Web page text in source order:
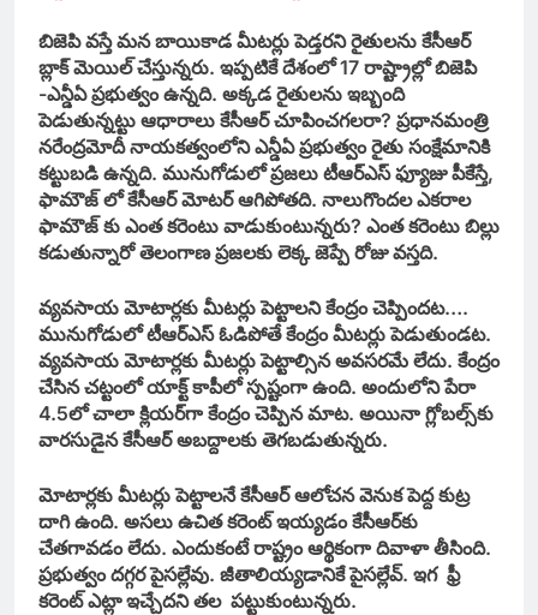
బిజెపి వస్తే మన బాయికాడ మీటర్లు పెడ్తరని రైతులను కేసీఆర్‌
బ్లాక్‌ మెయిల్‌ చేస్తున్నరు. ఇప్పటికే దేశంలో 17 రాష్ట్రాల్లో బిజెపి
-ఎన్డీఏ ప్రభుత్వం ఉన్నది. అక్కడ రైతులను ఇబ్బంది
పెడుతున్నట్టు ఆధారాలు కేసీఆర్‌ చూపించగలరా? ప్రధానమంత్రి
నరేంద్రమోదీ నాయకత్వంలోని ఎన్డీఏ ప్రభుత్వం రైతు సంక్షేమానికి
కట్టుబడి ఉన్నది. మునుగోడులో ప్రజలు టీఆర్‌ఎస్‌ ఫ్యూజు పీకేస్తే,
ఫామౌజ్‌ లో కేసీఆర్‌ మోటర్‌ ఆగిపోతది. నాలుగొందల ఎకరాల
ఫామౌజ్‌ కు ఎంత కరెంటు వాడుకుంటున్నరు? ఎంత కరెంటు బిల్లు
కడుతున్నారో తెలంగాణ ప్రజలకు లెక్క జెప్పే రోజు వస్తది.
వ్యవసాయ మోటార్లకు మీటర్లు పెట్టాలని కేంద్రం చెప్పిందట….
మునుగోడులో టీఆర్‌ఎస్‌ ఓడిపోతే కేంద్రం మీటర్లు పెడుతుండట.
వ్యవసాయ మోటార్లకు మీటర్లు పెట్టాల్సిన అవసరమే లేదు. కేంద్రం
చేసిన చట్టంలో యాక్ట్‌ కాపీలో స్పష్టంగా ఉంది. అందులోని పేరా
4.5లో చాలా క్లియర్‌గా కేంద్రం చెప్పిన మాట. అయినా గ్లోబల్స్‌కు
వారసుడైన కేసీఆర్‌ అబద్దాలకు తెగబడుతున్నరు.
మోటార్లకు మీటర్లు పెట్టాలనే కేసీఆర్‌ ఆలోచన వెనుక పెద్ద కుట్ర
దాగి ఉంది. అసలు ఉచిత కరెంట్‌ ఇయ్యడం కేసీఆర్‌కు
చేతగావడం లేదు. ఎందుకంటే రాష్ట్రం ఆర్థికంగా దివాళా తీసింది.
ప్రభుత్వం దగ్గర పైసల్లేవు. జీతాలియ్యడానికే పైసల్లేవ్‌. ఇగ ఫ్రీ
కరెంట్‌ ఎట్లా ఇచ్చేదని తల పట్టుకుంటున్నరు.